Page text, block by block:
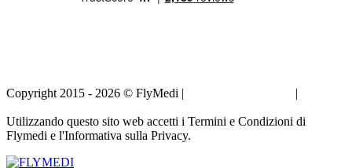
Copyright 2015 - 2026 © FlyMedi |
|
Utilizzando questo sito web accetti i Termini e Condizioni di
Flymedi e l'Informativa sulla Privacy.